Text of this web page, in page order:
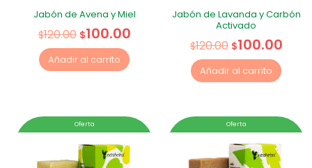
Jabón de Avena y Miel
$120.00 $100.00
Añadir al carrito
Jabón de Lavanda y Carbón
Activado
$120.00 $100.00
Añadir al carrito
Oferta Oferta